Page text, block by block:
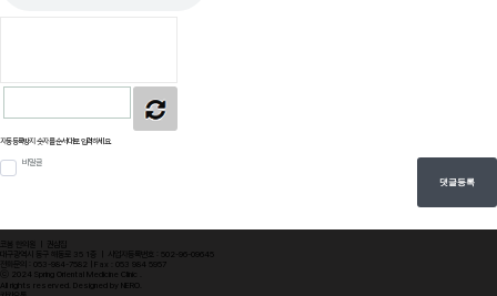
자동등록방지 숫자를 순서대로 입력하세요.
비밀글
댓글등록
코봄 한의원
권삼집
대구광역시 동구 해동로 35 1층
사업자등록번호 : 502-96-09645
전화문의 : 053-984-7582
Fax : 053 984 5957
ⓒ 2024 Spring Oriental Medicine Clinic .
All rights reserved. Designed by NERO.